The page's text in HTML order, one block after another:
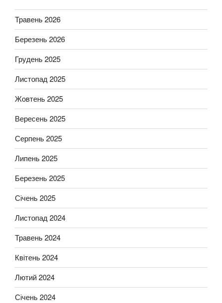
Травень 2026
Березень 2026
Грудень 2025
Листопад 2025
Жовтень 2025
Вересень 2025
Серпень 2025
Липень 2025
Березень 2025
Січень 2025
Листопад 2024
Травень 2024
Квітень 2024
Лютий 2024
Січень 2024